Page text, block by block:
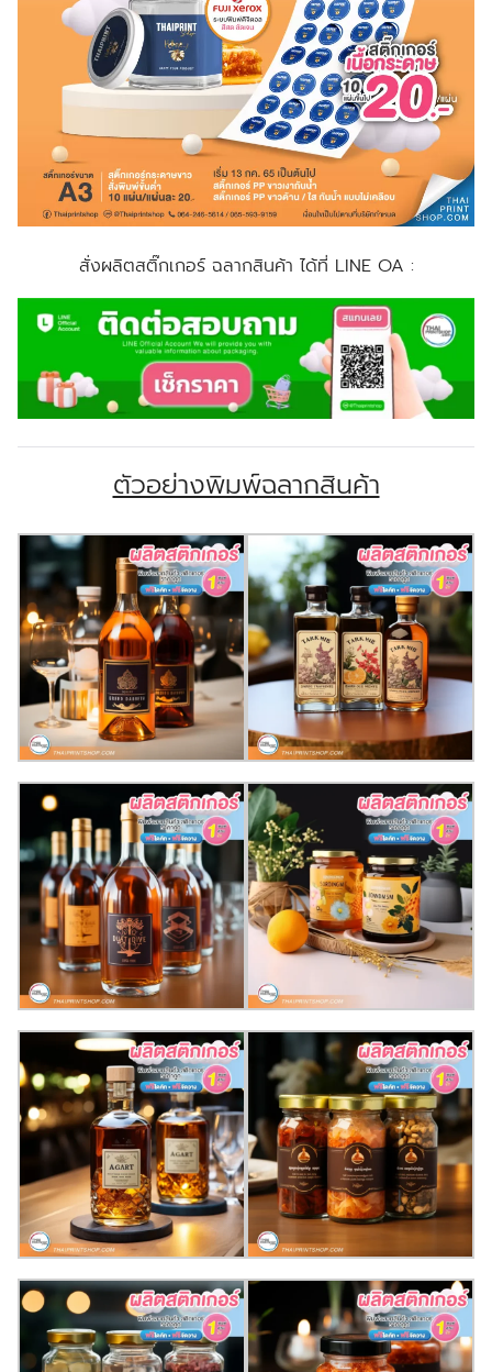
สั่งผลิตสติ๊กเกอร์ ฉลากสินค้า ได้ที่ LINE OA :
ตัวอย่างพิมพ์ฉลากสินค้า